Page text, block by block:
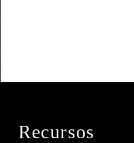
Recursos